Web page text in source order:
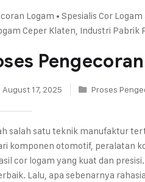
August 17, 2025 Proses
salah satu teknik manufaktur
komponen otomotif, peralatan
cor logam yang kuat dan
Lalu, apa sebenarnya